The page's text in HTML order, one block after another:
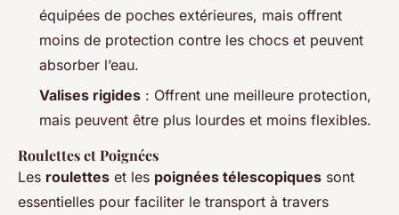
équipées de poches extérieures, mais offrent
moins de protection contre les chocs et peuvent
absorber l’eau.
Valises rigides : Offrent une meilleure protection,
mais peuvent être plus lourdes et moins flexibles.
Roulettes et Poignées
Les roulettes et les poignées télescopiques sont
essentielles pour faciliter le transport à travers